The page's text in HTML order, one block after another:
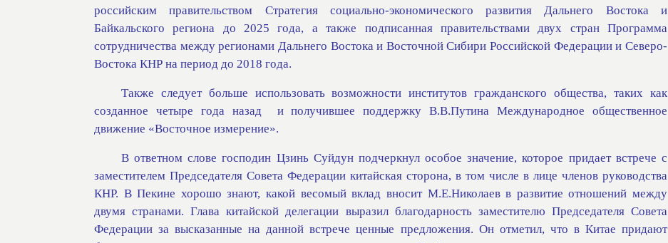
российским правительством Стратегия социально-экономического развития Дальнего Востока и
Байкальского региона до 2025 года, а также подписанная правительствами двух стран Программа
сотрудничества между регионами Дальнего Востока и Восточной Сибири Российской Федерации и Северо-
Востока КНР на период до 2018 года.
Также следует больше использовать возможности институтов гражданского общества, таких как
созданное четыре года назад
и получившее поддержку В.В.Путина Международное общественное
движение «Восточное измерение».
В ответном слове господин Цзинь Суйдун подчеркнул особое значение, которое придает встрече с
заместителем Председателя Совета Федерации китайская сторона, в том числе в лице членов руководства
КНР. В Пекине хорошо знают, какой весомый вклад вносит М.Е.Николаев в развитие отношений между
двумя странами. Глава китайской делегации выразил благодарность заместителю Председателя Совета
Федерации за высказанные на данной встрече ценные предложения. Он отметил, что в Китае придают